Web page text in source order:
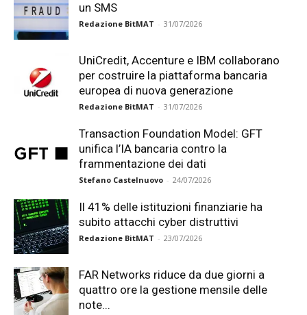
un SMS
Redazione BitMAT - 31/07/2026
UniCredit, Accenture e IBM collaborano
per costruire la piattaforma bancaria
europea di nuova generazione
Redazione BitMAT - 31/07/2026
Transaction Foundation Model: GFT
unifica l’IA bancaria contro la
frammentazione dei dati
Stefano Castelnuovo - 24/07/2026
Il 41% delle istituzioni finanziarie ha
subito attacchi cyber distruttivi
Redazione BitMAT - 23/07/2026
FAR Networks riduce da due giorni a
quattro ore la gestione mensile delle
note...